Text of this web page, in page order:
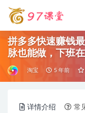
拼多多快速赚钱
脉也能做，下班
淘宝 5 年前
详情介绍 常